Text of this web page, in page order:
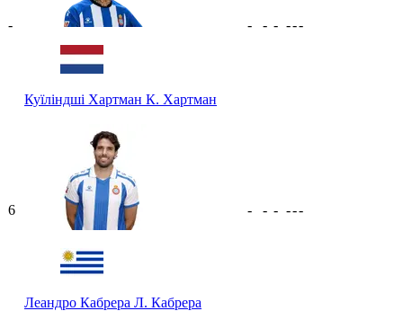
-
Куїліндші Хартман К. Хартман
- - - ---
6
Леандро Кабрера Л. Кабрера
- - - ---